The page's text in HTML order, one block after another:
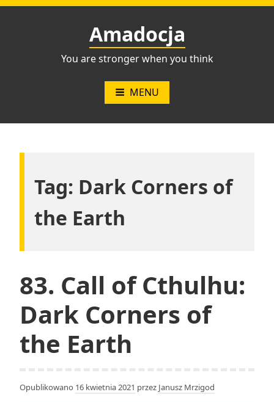
Przejdź
Amadocja
You are stronger when you think
MENU
Tag: Dark Corners of
the Earth
83. Call of Cthulhu:
Dark Corners of
the Earth
Opublikowano 16 kwietnia 2021 przez Janusz Mrzigod